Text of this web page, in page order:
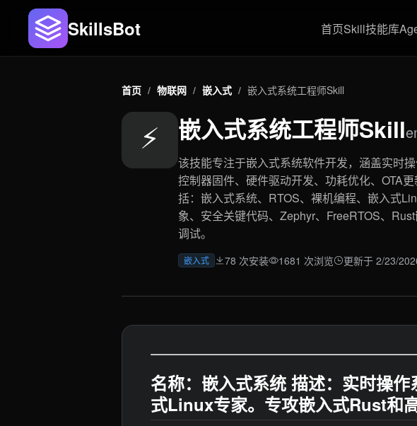
SkillsBot 首页Skill技能库
首页 / 物联网 / 嵌入式 / 嵌入式系统工程师Skill
⚡ 嵌入式系统工程师Skill
该技能专注于嵌入式系统软件开发，涵盖实时
控制器固件、硬件驱动开发、功耗优化、OTA
括：嵌入式系统、RTOS、裸机编程、嵌入式
象、安全关键代码、Zephyr、FreeRTOS、
调试。
嵌入式 78 次安装 1681 次浏览 更新于 2/23/
名称：嵌入式系统 描述：实时操
式Linux专家。专攻嵌入式Rust和